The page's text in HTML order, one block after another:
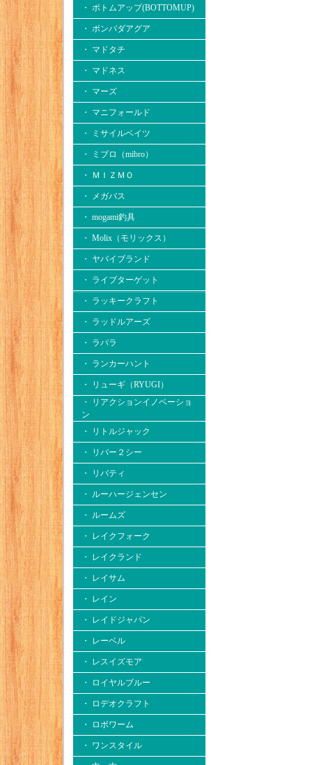
・ ボトムアップ(BOTTOMUP)
・ ボンバダアグア
・ マドタチ
・ マドネス
・ マーズ
・ マニフォールド
・ ミサイルベイツ
・ ミブロ（mibro）
・ ＭＩＺＭＯ
・ メガバス
・ mogami釣具
・ Molix（モリックス）
・ ヤバイブランド
・ ライブターゲット
・ ラッキークラフト
・ ラッドルアーズ
・ ラパラ
・ ランカーハント
・ リューギ（RYUGI）
・ リアクションイノベーショ
ン
・ リトルジャック
・ リバー２シー
・ リバティ
・ ルーハージェンセン
・ ルームズ
・ レイクフォーク
・ レイクランド
・ レイサム
・ レイン
・ レイドジャパン
・ レーベル
・ レスイズモア
・ ロイヤルブルー
・ ロデオクラフト
・ ロボワーム
・ ワンスタイル